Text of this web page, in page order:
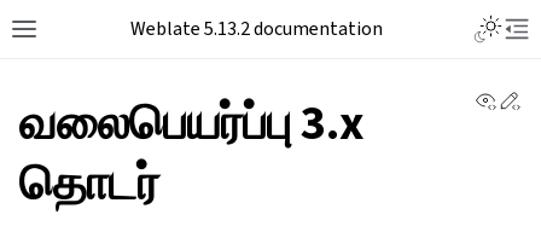
Toggle site navigation sidebar
Weblate 5.13.2 documentation
வலைபெயர்ப்பு 3.x
தொடர்